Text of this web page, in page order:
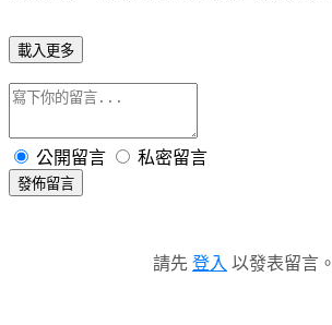
載入更多
公開留言 私密留言
發佈留言
請先 登入 以發表留言。